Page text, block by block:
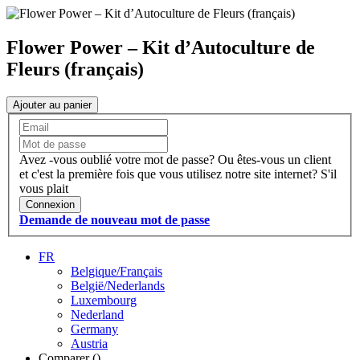
Flower Power – Kit d’Autoculture de
Fleurs (français)
Ajouter au panier
Avez -vous oublié votre mot de passe? Ou êtes-vous un client
et c'est la première fois que vous utilisez notre site internet? S'il
vous plait
Connexion
Demande de nouveau mot de passe
FR
Belgique/Français
België/Nederlands
Luxembourg
Nederland
Germany
Austria